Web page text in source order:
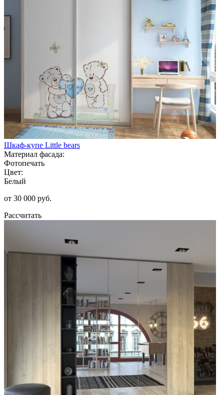
Шкаф-купе Little bears
Материал фасада:
Фотопечать
Цвет:
Белый
от 30 000 руб.
Рассчитать